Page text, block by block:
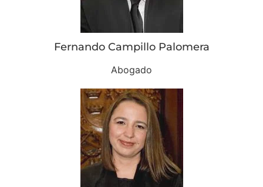
Fernando Campillo Palomera
Abogado